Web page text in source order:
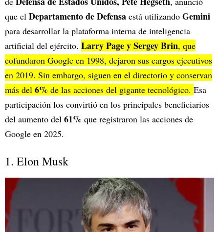
que el Departamento de Defensa está utilizando Gemini
para desarrollar la plataforma interna de inteligencia
artificial del ejército. Larry Page y Sergey Brin, que
cofundaron Google en 1998, dejaron sus cargos ejecutivos
en 2019. Sin embargo, siguen en el directorio y conservan
más del 6% de las acciones del gigante tecnológico. Esa
participación los convirtió en los principales beneficiarios
del aumento del 61% que registraron las acciones de
Google en 2025.
1. Elon Musk